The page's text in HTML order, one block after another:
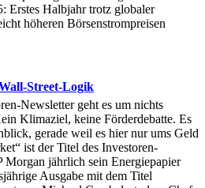
Erstes Halbjahr trotz globaler
höheren Börsenstrompreisen
Street-Logik
Newsletter geht es um nichts
Klimaziel, keine Förderdebatte. Es
gerade weil es hier nur ums Geld
ist der Titel des Investoren-
Morgan jährlich sein Energiepapier
Ausgabe mit dem Titel